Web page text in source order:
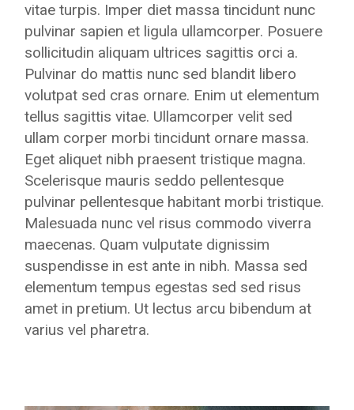
vitae turpis. Imper diet massa tincidunt nunc
pulvinar sapien et ligula ullamcorper. Posuere
sollicitudin aliquam ultrices sagittis orci a.
Pulvinar do mattis nunc sed blandit libero
volutpat sed cras ornare. Enim ut elementum
tellus sagittis vitae. Ullamcorper velit sed
ullam corper morbi tincidunt ornare massa.
Eget aliquet nibh praesent tristique magna.
Scelerisque mauris seddo pellentesque
pulvinar pellentesque habitant morbi tristique.
Malesuada nunc vel risus commodo viverra
maecenas. Quam vulputate dignissim
suspendisse in est ante in nibh. Massa sed
elementum tempus egestas sed sed risus
amet in pretium. Ut lectus arcu bibendum at
varius vel pharetra.